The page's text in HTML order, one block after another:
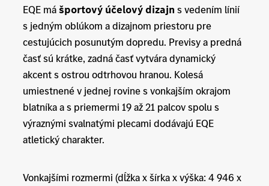
EQE mášportový účelový dizajn s vedením línií
s jedným oblúkom a dizajnom priestoru pre
cestujúcich posunutým dopredu. Previsy a predná
časť sú krátke, zadná časť vytvára dynamický
akcent s ostrou odtrhovou hranou. Kolesá
umiestnené v jednej rovine s vonkajším okrajom
blatníka a s priemermi 19 až 21 palcov spolu s
výraznými svalnatými plecami dodávajú EQE
atletický charakter.
Vonkajšími rozmermi (dĺžka x šírka x výška: 4 946 x